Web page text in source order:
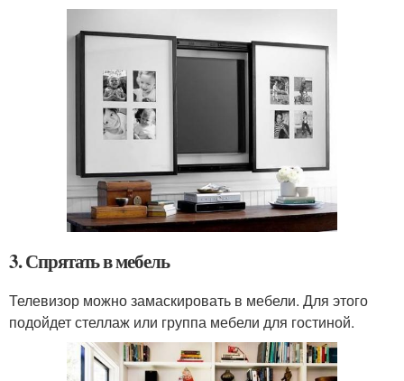
3. Спрятать в мебель
Телевизор можно замаскировать в мебели. Для этого
подойдет стеллаж или группа мебели для гостиной.